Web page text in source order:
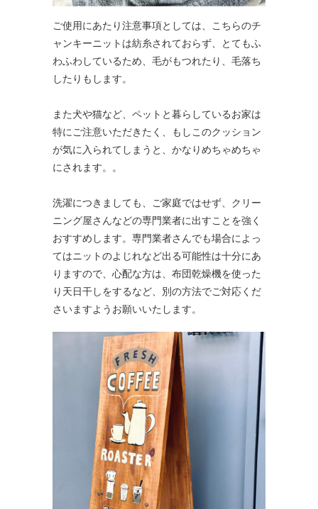
ご使用にあたり注意事項としては、こちらのチ
ャンキーニットは紡糸されておらず、とてもふ
わふわしているため、毛がもつれたり、毛落ち
したりもします。
また犬や猫など、ペットと暮らしているお家は
特にご注意いただきたく、もしこのクッション
が気に入られてしまうと、かなりめちゃめちゃ
にされます。。
洗濯につきましても、ご家庭ではせず、クリー
ニング屋さんなどの専門業者に出すことを強く
おすすめします。専門業者さんでも場合によっ
てはニットのよじれなど出る可能性は十分にあ
りますので、心配な方は、布団乾燥機を使った
り天日干しをするなど、別の方法でご対応くだ
さいますようお願いいたします。